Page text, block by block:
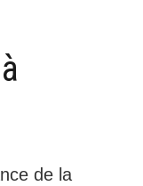
de la